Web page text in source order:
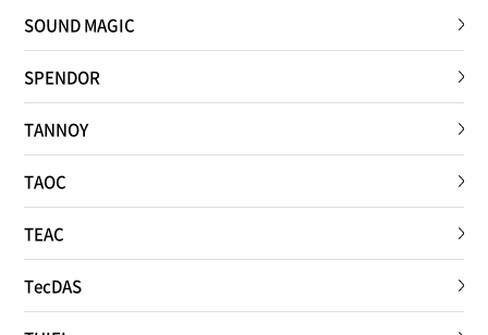
SOUND MAGIC
SPENDOR
TANNOY
TAOC
TEAC
TecDAS